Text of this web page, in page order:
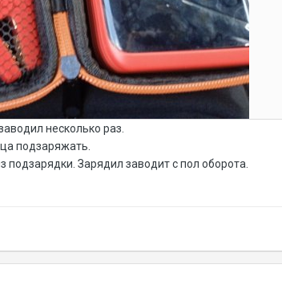
несколько раз.
подзаряжать.
подзарядки. Зарядил заводит с пол оборота.